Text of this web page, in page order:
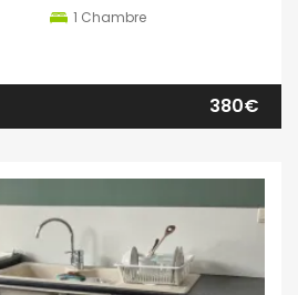
1 Chambre
380€